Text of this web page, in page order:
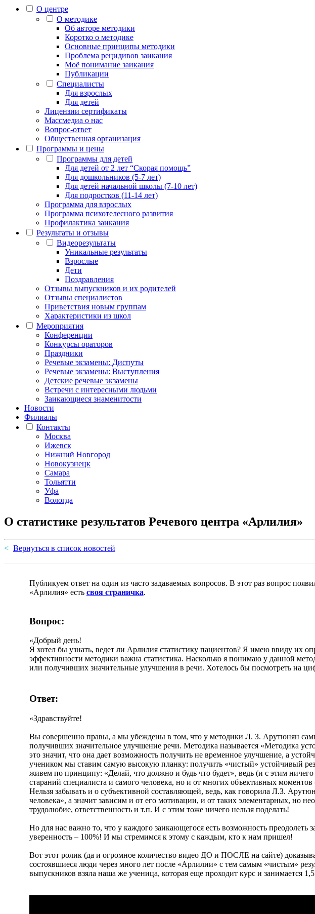
О центре
О методике
Об авторе методики
Коротко о методике
Основные принципы методики
Проблема рецидивов заикания
Моё понимание заикания
Публикации
Специалисты
Для взрослых
Для детей
Лицензии сертификаты
Массмедиа о нас
Вопрос-ответ
Общественная организация
Программы и цены
Программы для детей
Для детей от 2 лет “Скорая помощь”
Для дошкольников (5-7 лет)
Для детей начальной школы (7-10 лет)
Для подростков (11-14 лет)
Программа для взрослых
Программа психотелесного развития
Профилактика заикания
Результаты и отзывы
Видеорезультаты
Уникальные результаты
Взрослые
Дети
Поздравления
Отзывы выпускников и их родителей
Отзывы специалистов
Приветствия новым группам
Характеристики из школ
Мероприятия
Конференции
Конкурсы ораторов
Праздники
Речевые экзамены: Диспуты
Речевые экзамены: Выступления
Детские речевые экзамены
Встречи с интересными людьми
Заикающиеся знаменитости
Новости
Филиалы
Контакты
Москва
Ижевск
Нижний Новгород
Новокузнецк
Самара
Тольятти
Уфа
Вологда
О статистике результатов Речевого центра «Арлилия»
Вернуться в список новостей
Публикуем ответ на один из часто задаваемых вопросов. В этот раз вопрос
«Арлилия» есть своя страничка.
Вопрос:
«Добрый день!
Я хотел бы узнать, ведет ли Арлилия статистику пациентов? Я имею ввиду их
эффективности методики важна статистика. Насколько я понимаю у данной
или получивших значительные улучшения в речи. Хотелось бы посмотреть на
Ответ:
«Здравствуйте!
Вы совершенно правы, а мы убеждены в том, что у методики Л. З. Арутюнян
получивших значительное улучшение речи. Методика называется «Методика
это значит, что она дает возможность получить не временное улучшение, а
учеником мы ставим самую высокую планку: получить «чистый» устойчивый
живем по принципу: «Делай, что должно и будь что будет», ведь (и с этим
стараний специалиста и самого человека, но и от многих объективных
Нельзя забывать и о субъективной составляющей, ведь, как говорила Л.З.
человека», а значит зависим и от его мотивации, и от таких элементарных, но
трудолюбие, ответственность и т.п. И с этим тоже ничего нельзя поделать!
Но для нас важно то, что у каждого заикающегося есть возможность преодолеть
уверенность – 100%! И мы стремимся к этому с каждым, кто к нам пришел!
Вот этот ролик (да и огромное количество видео ДО и ПОСЛЕ на сайте)
состоявшиеся люди через много лет после «Арлилии» с тем самым «чистым»
выпускников взяла наша же ученица, которая еще проходит курс и занимается 1,5